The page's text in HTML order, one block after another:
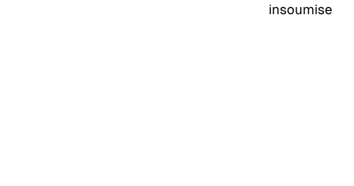
insoumise